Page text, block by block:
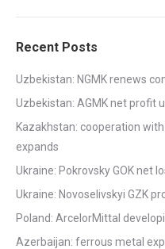
Recent Posts
Uzbekistan: NGMK renews
Uzbekistan: AGMK net profit
Kazakhstan: cooperation
expands
Ukraine: Pokrovsky GOK net
Ukraine: Novoselivskyi GZK
Poland: ArcelorMittal
Azerbaijan: ferrous metal